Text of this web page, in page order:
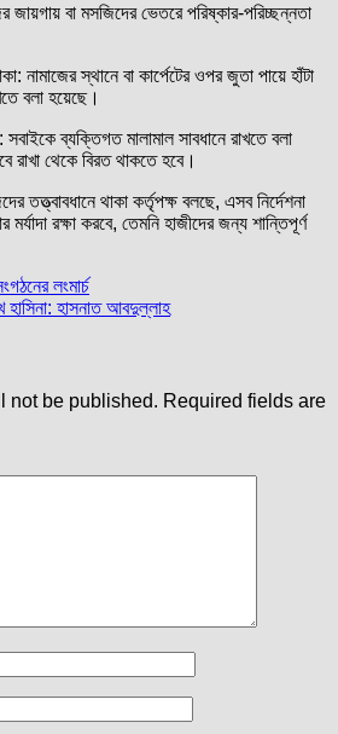
জায়গায় বা মসজিদের ভেতরে পরিষ্কার-পরিচ্ছন্নতা
নামাজের স্থানে বা কার্পেটের ওপর জুতা পায়ে হাঁটা
বলা হয়েছে।
সবাইকে ব্যক্তিগত মালামাল সাবধানে রাখতে বলা
থেকে বিরত থাকতে হবে।
তত্ত্বাবধানে থাকা কর্তৃপক্ষ বলছে, এসব নির্দেশনা
রক্ষা করবে, তেমনি হাজীদের জন্য শান্তিপূর্ণ
লংমার্চ
হাসিনা: হাসনাত আবদুল্লাহ
not be published. Required fields are